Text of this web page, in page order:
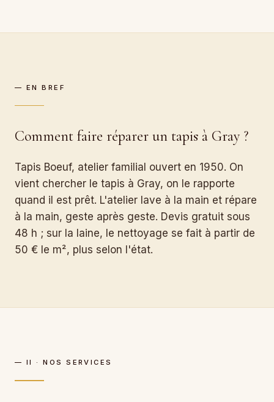
— EN BREF
Comment faire réparer un tapis à Gray ?
Tapis Boeuf, atelier familial ouvert en 1950. On
vient chercher le tapis à Gray, on le rapporte
quand il est prêt. L'atelier lave à la main et répare
à la main, geste après geste. Devis gratuit sous
48 h ; sur la laine, le nettoyage se fait à partir de
50 € le m², plus selon l'état.
— II · NOS SERVICES